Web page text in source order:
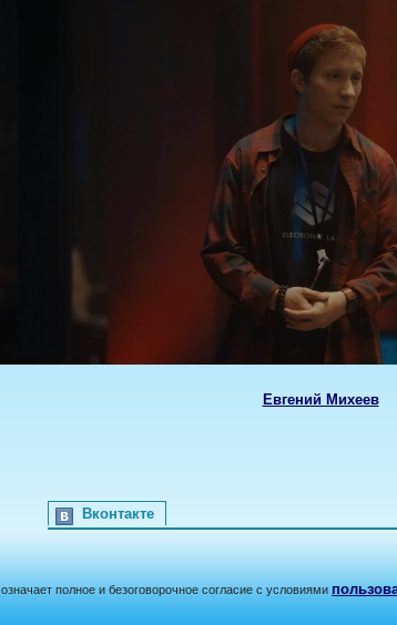
Евгений Михеев
Вконтакте
означает полное и безоговорочное согласие с условиями